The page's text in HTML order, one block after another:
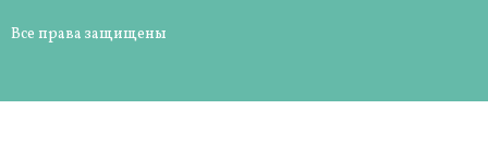
Все права защищены